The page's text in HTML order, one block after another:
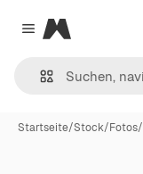
Close menu
Magnific
Startseite/Stock/Fotos/